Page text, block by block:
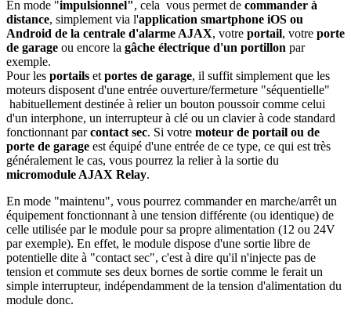
En mode "impulsionnel", cela vous permet de commander à
distance, simplement via l'application smartphone iOS ou
Android de la centrale d'alarme AJAX, votre portail, votre porte
de garage ou encore la gâche électrique d'un portillon par
exemple.
Pour les portails et portes de garage, il suffit simplement que les
moteurs disposent d'une entrée ouverture/fermeture "séquentielle"
habituellement destinée à relier un bouton poussoir comme celui
d'un interphone, un interrupteur à clé ou un clavier à code standard
fonctionnant parcontact sec. Si votre moteur de portail ou de
porte de garage est équipé d'une entrée de ce type, ce qui est très
généralement le cas, vous pourrez la relier à la sortie du
micromodule AJAX Relay.
En mode "maintenu", vous pourrez commander en marche/arrêt un
équipement fonctionnant à une tension différente (ou identique) de
celle utilisée par le module pour sa propre alimentation (12 ou 24V
par exemple). En effet, le module dispose d'une sortie libre de
potentielle dite à "contact sec", c'est à dire qu'il n'injecte pas de
tension et commute ses deux bornes de sortie comme le ferait un
simple interrupteur, indépendamment de la tension d'alimentation du
module donc.